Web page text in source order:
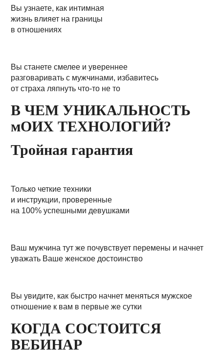
Вы узнаете, как интимная
жизнь влияет на границы
в отношениях
Вы станете смелее и увереннее
разговаривать с мужчинами, избавитесь
от страха ляпнуть что-то не то
В ЧЕМ УНИКАЛЬНОСТЬ
мОИХ ТЕХНОЛОГИЙ?
Тройная гарантия
Только четкие техники
и инструкции, проверенные
на 100% успешными девушками
Ваш мужчина тут же почувствует перемены и начнет
уважать Ваше женское достоинство
Вы увидите, как быстро начнет меняться мужское
отношение к вам в первые же сутки
КОГДА СОСТОИТСЯ
ВЕБИНАР